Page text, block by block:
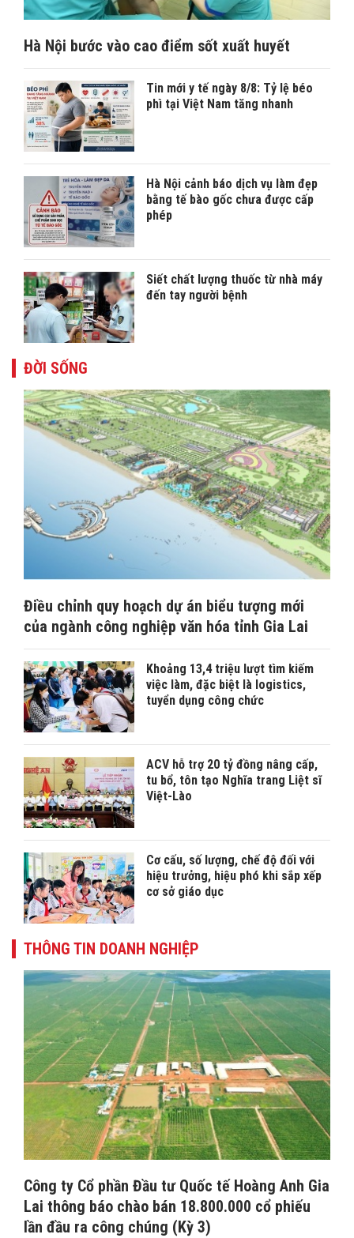
Hà Nội bước vào cao điểm sốt xuất huyết
Tin mới y tế ngày 8/8: Tỷ lệ béo
phì tại Việt Nam tăng nhanh
Hà Nội cảnh báo dịch vụ làm đẹp
bằng tế bào gốc chưa được cấp
phép
Siết chất lượng thuốc từ nhà máy
đến tay người bệnh
ĐỜI SỐNG
Điều chỉnh quy hoạch dự án biểu tượng mới
của ngành công nghiệp văn hóa tỉnh Gia Lai
Khoảng 13,4 triệu lượt tìm kiếm
việc làm, đặc biệt là logistics,
tuyển dụng công chức
ACV hỗ trợ 20 tỷ đồng nâng cấp,
tu bổ, tôn tạo Nghĩa trang Liệt sĩ
Việt-Lào
Cơ cấu, số lượng, chế độ đối với
hiệu trưởng, hiệu phó khi sắp xếp
cơ sở giáo dục
THÔNG TIN DOANH NGHIỆP
Công ty Cổ phần Đầu tư Quốc tế Hoàng Anh Gia
Lai thông báo chào bán 18.800.000 cổ phiếu
lần đầu ra công chúng (Kỳ 3)